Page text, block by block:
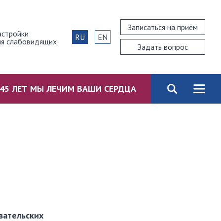
слабовидящих
Записаться на приём
Задать вопрос
RU EN
45 ЛЕТ МЫ ЛЕЧИМ ВАШИ СЕРДЦА